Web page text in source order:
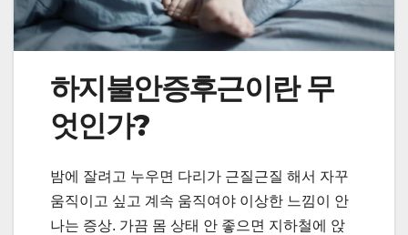
하지불안증후근이란 무
엇인가?
밤에 잘려고 누우면 다리가 근질근질 해서 자꾸
움직이고 싶고 계속 움직여야 이상한 느낌이 안
나는 증상. 가끔 몸 상태 안 좋으면 지하철에 앉